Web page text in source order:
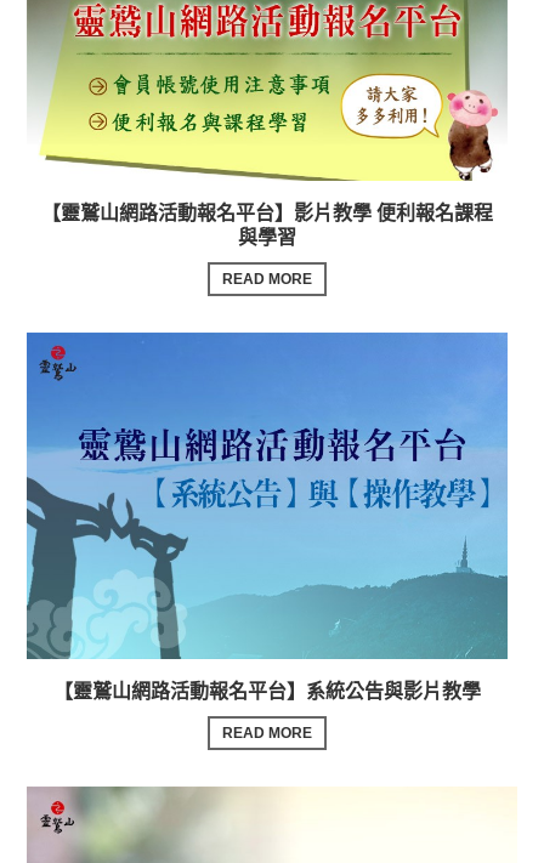
【靈鷲山網路活動報名平台】影片教學 便利報名課程
與學習
READ MORE
【靈鷲山網路活動報名平台】系統公告與影片教學
READ MORE